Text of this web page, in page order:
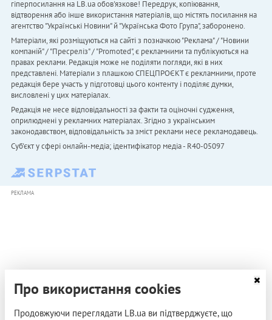
гіперпосилання на LB.ua обов'язкове! Передрук, копіювання,
відтворення або інше використання матеріалів, що містять посилання на
агентство "Українськi Новини" й "Українська Фото Група", заборонено.
Матеріали, які розміщуються на сайті з позначкою "Реклама" / "Новини
компаній" / "Пресреліз" / "Promoted", є рекламними та публікуються на
правах реклами. Редакція може не поділяти погляди, які в них
представлені. Матеріали з плашкою СПЕЦПРОЄКТ є рекламними, проте
редакція бере участь у підготовці цього контенту і поділяє думки,
висловлені у цих матеріалах.
Редакція не несе відповідальності за факти та оціночні судження,
оприлюднені у рекламних матеріалах. Згідно з українським
законодавством, відповідальність за зміст реклами несе рекламодавець.
Cуб'єкт у сфері онлайн-медіа; ідентифікатор медіа - R40-05097
РЕКЛАМА
Про використання cookies
Продовжуючи переглядати LB.ua ви підтверджуєте, що